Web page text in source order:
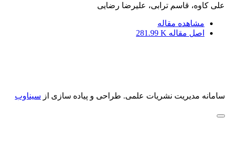
علی کاوه، قاسم ترابی، علیرضا رضایی
مشاهده مقاله
اصل مقاله 281.99 K
سامانه مدیریت نشریات علمی. طراحی و پیاده سازی از سیناوب